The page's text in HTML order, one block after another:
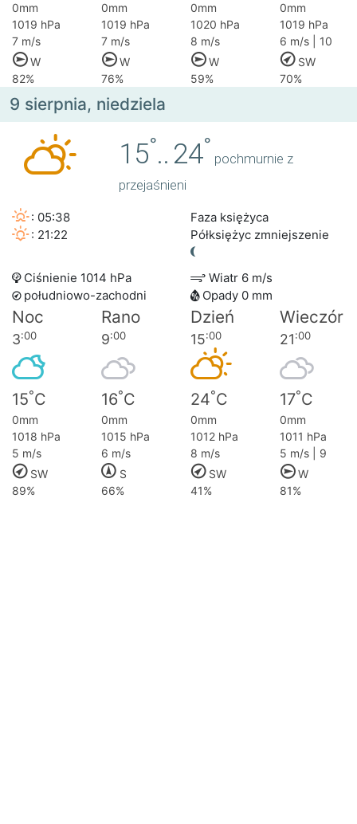
0mm 0mm 0mm
0mm
1019 hPa
1019 hPa 1020 hPa
1019 hPa
7 m/s
7 m/s 8 m/s
6 m/s | 10
W
W W
SW
82%
76% 59% 70%
9 sierpnia, niedziela
15°.. 24°
pochmurnie z
przejaśnieni
: 05:38
: 21:22
Faza księżyca
Półksiężyc zmniejszenie
Ciśnienie 1014 hPa
Wiatr 6 m/s
południowo-zachodni
Opady 0 mm
Noc Rano Dzień Wieczór
3:00 9:00 15:00 21:00
15°C 16°C 24°C 17°C
0mm 0mm 0mm
0mm
1018 hPa
1015 hPa 1012 hPa
1011 hPa
5 m/s
6 m/s 8 m/s
5 m/s | 9
SW
S SW
W
89%
66% 41% 81%